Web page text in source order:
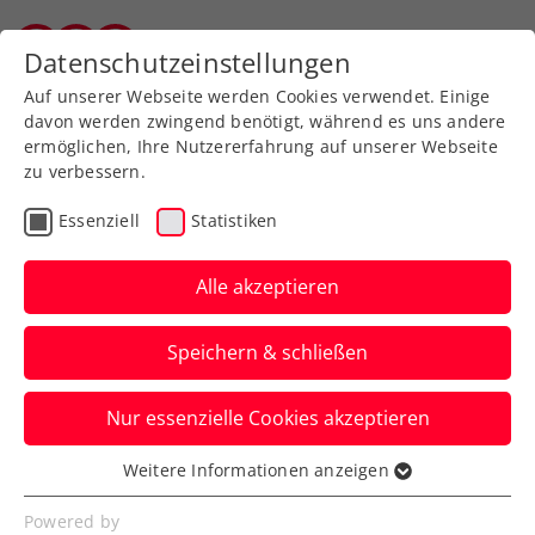
Zurück zur Newsübersicht
ATP
Wimbledon: Misolic
kämpft sich in die 2.
Qualifikationsrunde
Lukas Neumayer und Jurij Rodionov
verlieren bei der in Roehampton
ausgetragenen Vorausscheidung früh.
Verfasst von: Manuel Wachta, 23.06.2025
Datenschutzeinstellungen
Auf unserer Webseite werden Cookies verwendet. Einige
davon werden zwingend benötigt, während es uns andere
ermöglichen, Ihre Nutzererfahrung auf unserer Webseite
zu verbessern.
Essenziell Statistiken
Alle akzeptieren
Speichern & schließen
Nur essenzielle Cookies akzeptieren
Essenziell
Essenzielle Cookies werden für grundlegende
Weitere Informationen anzeigen
Powered by